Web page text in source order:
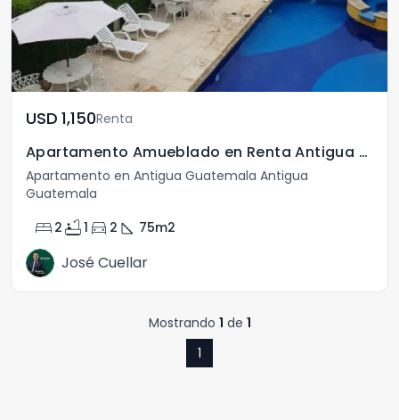
USD	1,150Renta
Apartamento Amueblado en Renta Antigua Guatemala
Apartamento en Antigua Guatemala Antigua
Guatemala
bed 2 bathtub1 directions_car 2 square_foot 75m2
José Cuellar
Mostrando 1 de 1
1